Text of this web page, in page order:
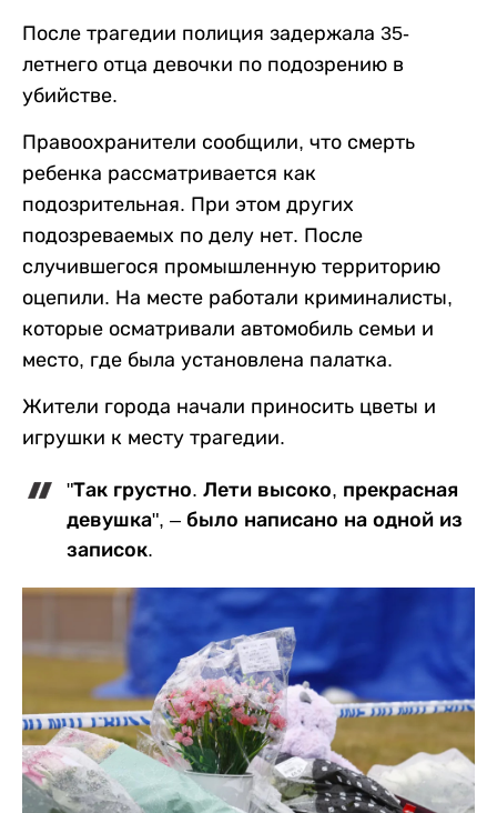
После трагедии полиция задержала 35-
летнего отца девочки по подозрению в
убийстве.
Правоохранители сообщили, что смерть
ребенка рассматривается как
подозрительная. При этом других
подозреваемых по делу нет. После
случившегося промышленную территорию
оцепили. На месте работали криминалисты,
которые осматривали автомобиль семьи и
место, где была установлена палатка.
Жители города начали приносить цветы и
игрушки к месту трагедии.
"Так грустно. Лети высоко, прекрасная
девушка", – было написано на одной из
записок.